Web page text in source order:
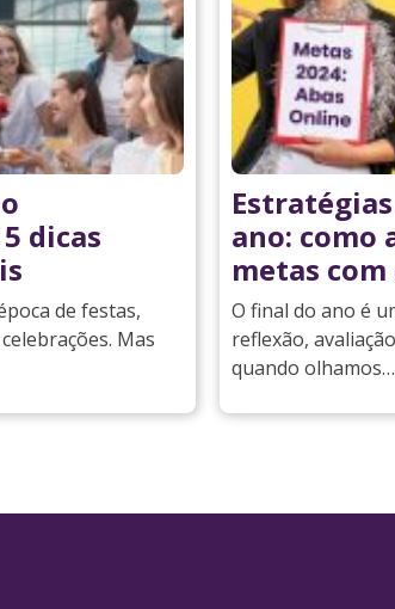
dicas
de festas,
Mas
ano: como
metas
O final do ano é
reflexão,
quando olhamos…